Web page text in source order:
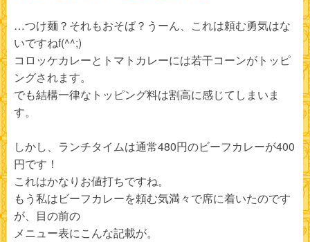
…つけ麺？それもおそば？うーん、これは頼む勇気はな
いですねf(^^;)
コロッケカレーとトマトカレーには若干コーンがトッピ
ングされます。
でも結構一律なトッピング料は割高に感じてしまいま
す。
しかし、ランチタイムは通常480円のビーフカレーが400
円です！
これはかなりお値打ちですね。
もう私はビーフカレーを頼む気満々で席に着いたのです
が、目の前の
メニュー表にこんな記載が。